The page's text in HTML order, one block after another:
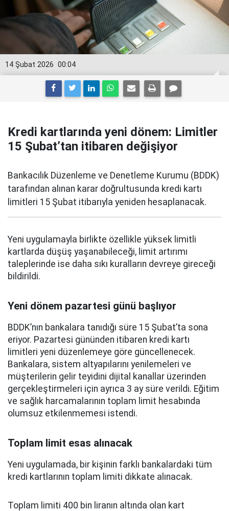
00:04
14 Şubat 2026
Kredi kartlarında yeni dönem: Limitler
15 Şubat’tan itibaren değişiyor
Bankacılık Düzenleme ve Denetleme Kurumu (BDDK)
tarafından alınan karar doğrultusunda kredi kartı
limitleri 15 Şubat itibarıyla yeniden hesaplanacak.
Yeni uygulamayla birlikte özellikle yüksek limitli
kartlarda düşüş yaşanabileceği, limit artırımı
taleplerinde ise daha sıkı kuralların devreye gireceği
bildirildi.
Yeni dönem pazartesi günü başlıyor
BDDK’nın bankalara tanıdığı süre 15 Şubat’ta sona
eriyor. Pazartesi gününden itibaren kredi kartı
limitleri yeni düzenlemeye göre güncellenecek.
Bankalara, sistem altyapılarını yenilemeleri ve
müşterilerin gelir teyidini dijital kanallar üzerinden
gerçekleştirmeleri için ayrıca 3 ay süre verildi. Eğitim
ve sağlık harcamalarının toplam limit hesabında
olumsuz etkilenmemesi istendi.
Toplam limit esas alınacak
Yeni uygulamada, bir kişinin farklı bankalardaki tüm
kredi kartlarının toplam limiti dikkate alınacak.
Toplam limiti 400 bin liranın altında olan kart